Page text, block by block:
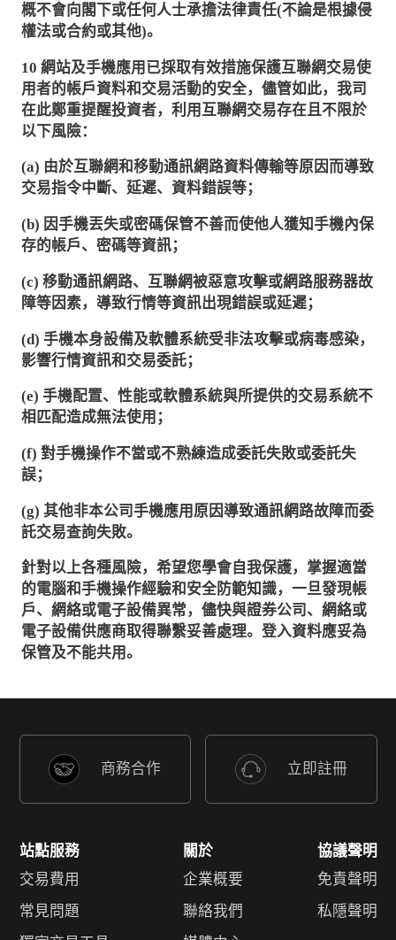
概不會向閣下或任何人士承擔法律責任(不論是根據侵
權法或合約或其他)。
10 網站及手機應用已採取有效措施保護互聯網交易使
用者的帳戶資料和交易活動的安全，儘管如此，我司
在此鄭重提醒投資者，利用互聯網交易存在且不限於
以下風險：
(a) 由於互聯網和移動通訊網路資料傳輸等原因而導致
交易指令中斷、延遲、資料錯誤等；
(b) 因手機丟失或密碼保管不善而使他人獲知手機內保
存的帳戶、密碼等資訊；
(c) 移動通訊網路、互聯網被惡意攻擊或網路服務器故
障等因素，導致行情等資訊出現錯誤或延遲；
(d) 手機本身設備及軟體系統受非法攻擊或病毒感染，
影響行情資訊和交易委託；
(e) 手機配置、性能或軟體系統與所提供的交易系統不
相匹配造成無法使用；
(f) 對手機操作不當或不熟練造成委託失敗或委託失
誤；
(g) 其他非本公司手機應用原因導致通訊網路故障而委
託交易查詢失敗。
針對以上各種風險，希望您學會自我保護，掌握適當
的電腦和手機操作經驗和安全防範知識，一旦發現帳
戶、網絡或電子設備異常，儘快與證券公司、網絡或
電子設備供應商取得聯繫妥善處理。登入資料應妥為
保管及不能共用。
商務合作 立即註冊
站點服務
交易費用
常見問題
關於
企業概要
聯絡我們
協議聲明
免責聲明
私隱聲明